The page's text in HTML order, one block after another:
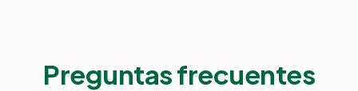
Preguntas frecuentes